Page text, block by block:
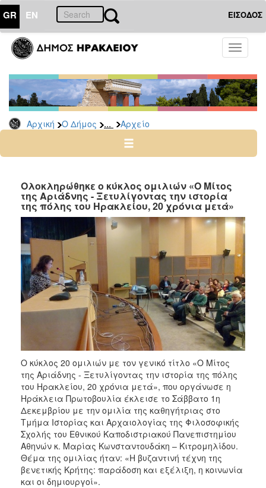
GR EN ΕΙΣΟΔΟΣ
Toggle
Αρχική Ο Δήμος ... Αρχείο
ΔΗΜΟΣ
Δημοτικές
Παρατάξεις
Αρχείο
ΠΟΛΙΤΙΣΜΟΣ
ΑΝΘΕΚΤΙΚΗ
ΠΟΛΗ
Ολοκληρώθηκε ο κύκλος ομιλιών «Ο Μίτος
της Αριάδνης - Ξετυλίγοντας την ιστορία
της πόλης του Ηρακλείου, 20 χρόνια μετά»
Ο κύκλος 20 ομιλιών με τον γενικό τίτλο «Ο Μίτος
της Αριάδνης - Ξετυλίγοντας την ιστορία της πόλης
του Ηρακλείου, 20 χρόνια μετά», που οργάνωσε η
Ηράκλεια Πρωτοβουλία έκλεισε το Σάββατο 1η
Δεκεμβρίου με την ομιλία της καθηγήτριας στο
Τμήμα Ιστορίας και Αρχαιολογίας της Φιλοσοφικής
Σχολής του Εθνικού Καποδιστριακού Πανεπιστημίου
Αθηνών κ. Μαρίας Κωνσταντουδάκη – Κιτρομηλίδου.
Θέμα της ομιλίας ήταν: «Η βυζαντινή τέχνη της
βενετικής Κρήτης: παράδοση και εξέλιξη, η κοινωνία
και οι δημιουργοί».